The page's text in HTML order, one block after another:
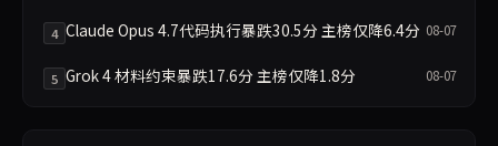
4 Claude Opus 4.7代码执行暴跌30.5分 主榜仅降6.4分 08-07
5 Grok 4 材料约束暴跌17.6分 主榜仅降1.8分 08-07